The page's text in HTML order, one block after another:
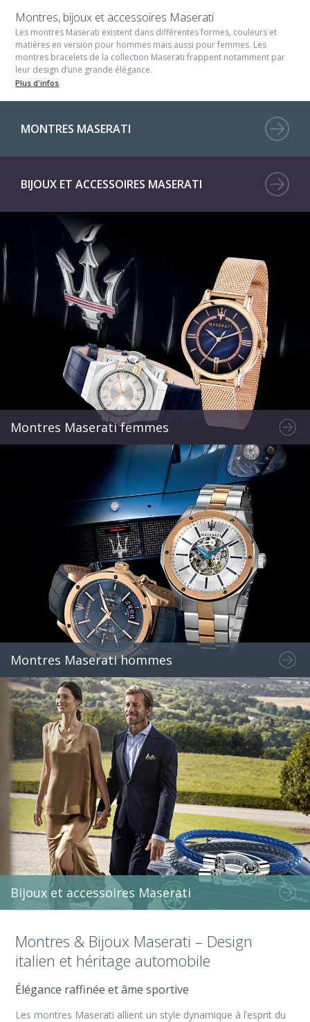
Montres, bijoux et accessoires Maserati
Les montres Maserati existent dans différentes formes, couleurs et
matières en version pour hommes mais aussi pour femmes. Les
montres bracelets de la collection Maserati frappent notamment par
leur design d’une grande élégance.
Plus d'infos
MONTRES MASERATI
BIJOUX ET ACCESSOIRES MASERATI
Montres Maserati femmes
Montres Maserati hommes
Bijoux et accessoires Maserati
Montres & Bijoux Maserati – Design
italien et héritage automobile
Élégance raffinée et âme sportive
Les montres Maserati allient un style dynamique à l’esprit du